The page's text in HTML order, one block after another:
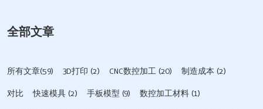
全部文章
所有文章(59) 3D打印 (2) CNC数控加工 (20) 制造成本 (2)
对比 快速模具 (2) 手板模型 (9) 数控加工材料 (1)